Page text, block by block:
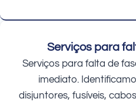
Serviços para
Serviços para falta de
imediato.
disjuntores, fusíveis,